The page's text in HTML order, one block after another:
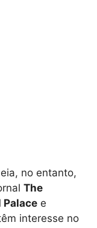
no entanto,
The
Palace e
interesse no